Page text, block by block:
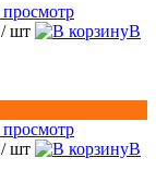
/ шт
В
/ шт
В